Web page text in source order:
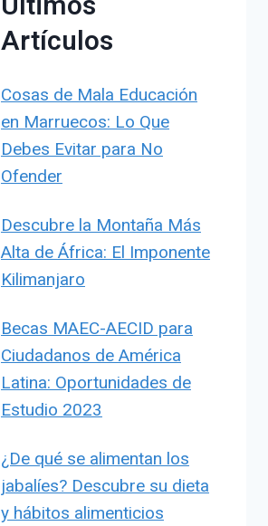
Artículos
Cosas de Mala Educación
en Marruecos: Lo Que
Debes Evitar para No
Ofender
Descubre la Montaña Más
Alta de África: El Imponente
Kilimanjaro
Becas MAEC-AECID para
Ciudadanos de América
Latina: Oportunidades de
Estudio 2023
¿De qué se alimentan los
jabalíes? Descubre su dieta
y hábitos alimenticios